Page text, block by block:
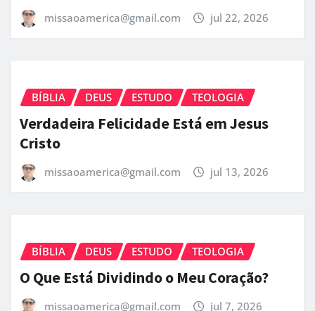
missaoamerica@gmail.com jul 22, 2026
BÍBLIA DEUS ESTUDO TEOLOGIA
Verdadeira Felicidade Está em Jesus
Cristo
missaoamerica@gmail.com jul 13, 2026
BÍBLIA DEUS ESTUDO TEOLOGIA
O Que Está Dividindo o Meu Coração?
missaoamerica@gmail.com jul 7, 2026